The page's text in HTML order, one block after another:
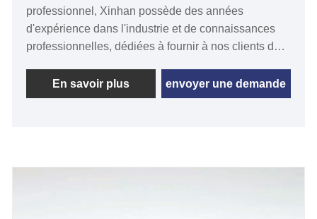
professionnel, Xinhan possède des années
d'expérience dans l'industrie et de connaissances
professionnelles, dédiées à fournir à nos clients des
durables. Et en tant que fabricant, nous vous
assurons que nos vis pour cloisons sèches sont de
En savoir plus envoyer une demande